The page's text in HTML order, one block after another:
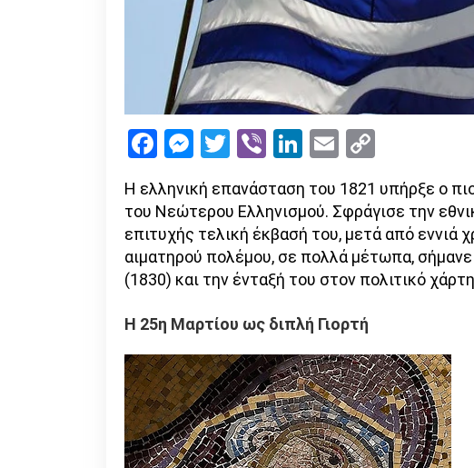
Facebook
Messenger
Twitter
ViberLinkedIn
Email
Link
Η ελληνική επανάσταση του 1821 υπήρξε ο
του Νεώτερου Ελληνισμού. Σφράγισε την
επιτυχής τελική έκβασή του, μετά από εννιά
αιματηρού πολέμου, σε πολλά μέτωπα,
(1830) και την ένταξή του στον πολιτικό
Η 25η Μαρτίου ως διπλή Γιορτή